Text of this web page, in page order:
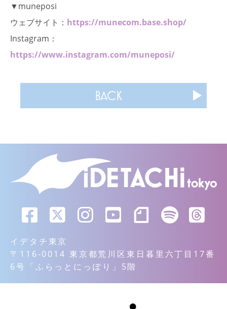
▼muneposi
ウェブサイト： https://munecom.base.shop/
Instagram：
https://www.instagram.com/muneposi/
BACK
イデタチ東京
〒116-0014 東京都荒川区東日暮里六丁目17番
6号「ふらっとにっぽり」5階